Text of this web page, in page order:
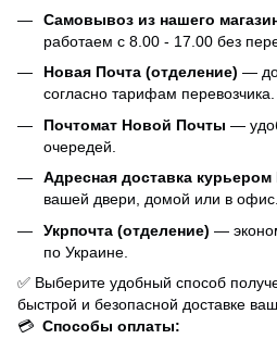
Самовывоз из нашего
работаем с 8.00 - 17.00 без
Новая Почта (отделение) —
согласно тарифам перевозчика.
Почтомат Новой Почты —
очередей.
Адресная доставка
вашей двери, домой или в офис.
Укрпочта (отделение) —
по Украине.
✅ Выберите удобный способ
быстрой и безопасной доставке
💳 Способы оплаты: